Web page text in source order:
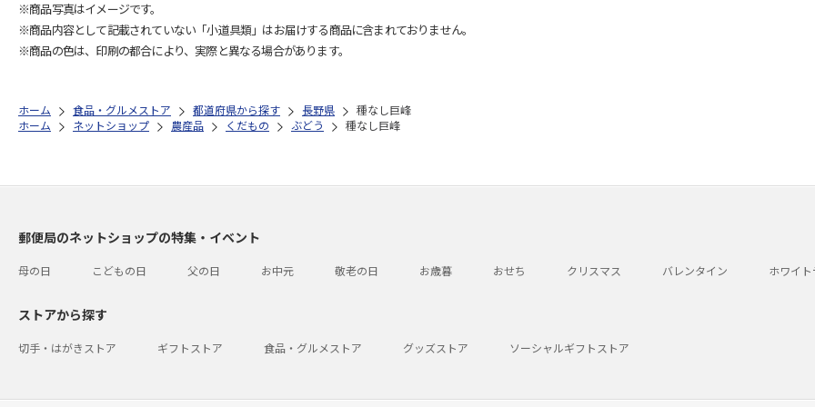
※商品写真はイメージです。
※商品内容として記載されていない「小道具類」はお届けする商品に含まれておりません。
※商品の色は、印刷の都合により、実際と異なる場合があります。
ホーム 食品・グルメストア 都道府県から探す 長野県
種なし巨峰
ホーム
ネットショップ 農産品 くだもの ぶどう 種なし巨峰
郵便局のネットショップの特集・イベント
母の日 こどもの日 父の日 お中元 敬老の日 お歳暮 おせち クリスマス バレンタイン ホワイ
ストアから探す
切手・はがきストア ギフトストア 食品・グルメストア グッズストア ソーシャルギフトストア